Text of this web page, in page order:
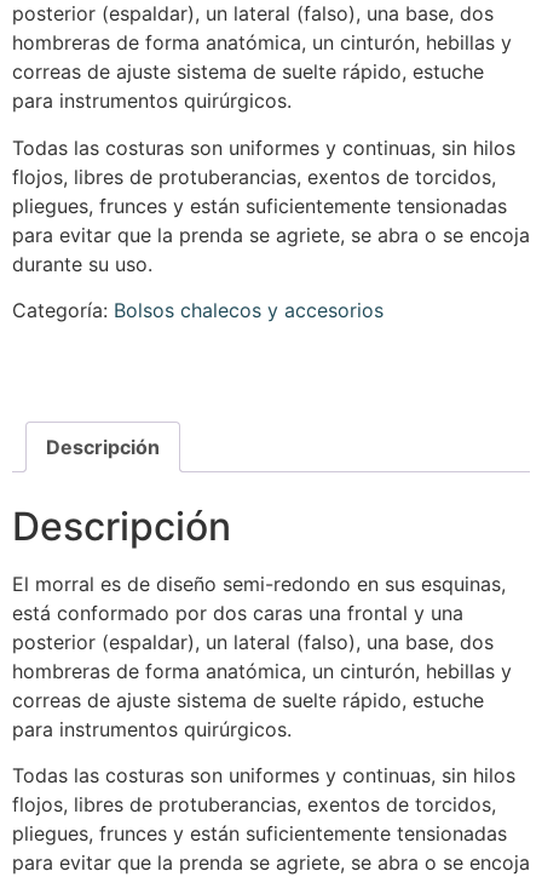
posterior (espaldar), un lateral (falso), una base, dos
hombreras de forma anatómica, un cinturón, hebillas y
correas de ajuste sistema de suelte rápido, estuche
para instrumentos quirúrgicos.
Todas las costuras son uniformes y continuas, sin hilos
flojos, libres de protuberancias, exentos de torcidos,
pliegues, frunces y están suficientemente tensionadas
para evitar que la prenda se agriete, se abra o se encoja
durante su uso.
Categoría: Bolsos chalecos y accesorios
Descripción
Descripción
El morral es de diseño semi-redondo en sus esquinas,
está conformado por dos caras una frontal y una
posterior (espaldar), un lateral (falso), una base, dos
hombreras de forma anatómica, un cinturón, hebillas y
correas de ajuste sistema de suelte rápido, estuche
para instrumentos quirúrgicos.
Todas las costuras son uniformes y continuas, sin hilos
flojos, libres de protuberancias, exentos de torcidos,
pliegues, frunces y están suficientemente tensionadas
para evitar que la prenda se agriete, se abra o se encoja